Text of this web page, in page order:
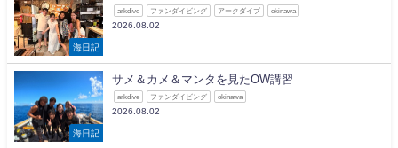
海日記
arkdive ファンダイビング アークダイブ okinawa
2026.08.02
海日記
サメ＆カメ＆マンタを見たOW講習
arkdive ファンダイビング okinawa
2026.08.02